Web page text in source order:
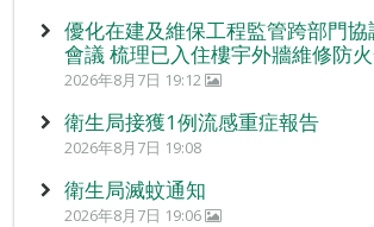
優化在建及維保工程監管跨部門
會議 梳理已入住樓宇外牆維修防
2026年8月7日 19:12
衛生局接獲1例流感重症報告
2026年8月7日 19:08
衛生局滅蚊通知
2026年8月7日 19:06